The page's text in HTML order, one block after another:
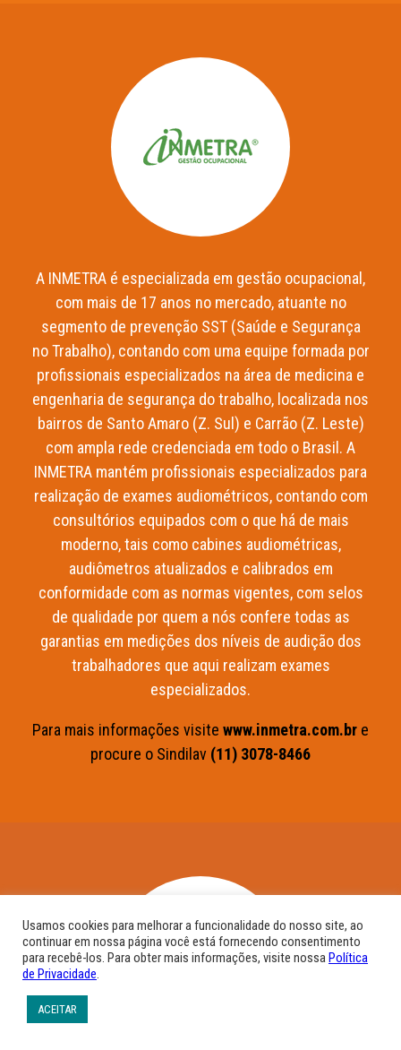
A INMETRA é especializada em gestão ocupacional,
com mais de 17 anos no mercado, atuante no
segmento de prevenção SST (Saúde e Segurança
no Trabalho), contando com uma equipe formada por
profissionais especializados na área de medicina e
engenharia de segurança do trabalho, localizada nos
bairros de Santo Amaro (Z. Sul) e Carrão (Z. Leste)
com ampla rede credenciada em todo o Brasil. A
INMETRA mantém profissionais especializados para
realização de exames audiométricos, contando com
consultórios equipados com o que há de mais
moderno, tais como cabines audiométricas,
audiômetros atualizados e calibrados em
conformidade com as normas vigentes, com selos
de qualidade por quem a nós confere todas as
garantias em medições dos níveis de audição dos
trabalhadores que aqui realizam exames
especializados.
Para mais informações visite www.inmetra.com.br e
procure o Sindilav (11) 3078-8466
Usamos cookies para melhorar a funcionalidade do nosso site, ao
continuar em nossa página você está fornecendo consentimento
para recebê-los. Para obter mais informações, visite nossaPolítica
de Privacidade.
ACEITAR